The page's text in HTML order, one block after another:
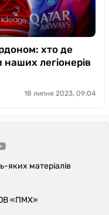
хто де
наших легіонерів
18 липня 2023, 09:04
яких матеріалів
«ПМХ»